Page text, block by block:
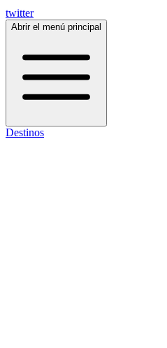
twitter
Abrir el menú principal
Destinos